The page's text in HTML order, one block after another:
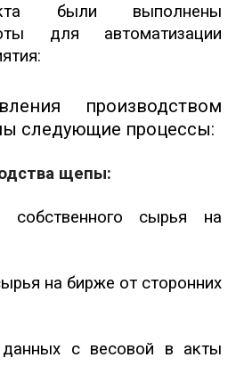
были выполнены
для автоматизации
производством
следующие процессы:
щепы:
сырья на
на бирже от сторонних
с весовой в акты